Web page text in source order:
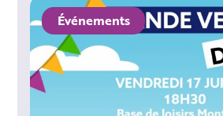
Événements